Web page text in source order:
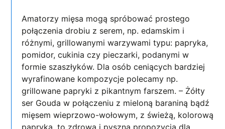
Amatorzy mięsa mogą spróbować prostego
połączenia drobiu z serem, np. edamskim i
różnymi, grillowanymi warzywami typu: papryka,
pomidor, cukinia czy pieczarki, podanymi w
formie szaszłyków. Dla osób ceniących bardziej
wyrafinowane kompozycje polecamy np.
grillowane papryki z pikantnym farszem. – Żółty
ser Gouda w połączeniu z mieloną baraniną bądź
mięsem wieprzowo-wołowym, z świeżą, kolorową
papryką, to zdrowa i pyszna propozycja dla